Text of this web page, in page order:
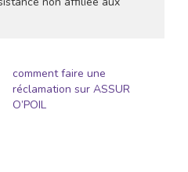
comment faire une
réclamation sur ASSUR
O’POIL